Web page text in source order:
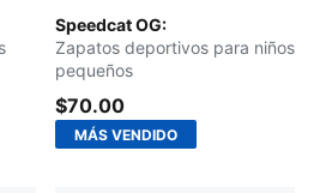
WhiteSpeedcat OG:
Mountain Blue-Frosted Ivory
Zapatos deportivos para niños
pequeños
$70.00
MÁS VENDIDO